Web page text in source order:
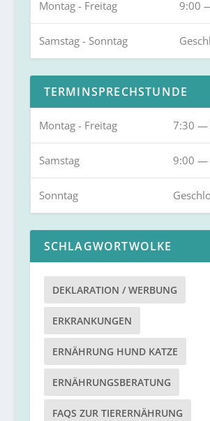
Montag - Freitag 9:00
Samstag - Sonntag
TERMINSPRECHSTUNDE
Montag - Freitag 7:30 —
Samstag 9:00 —
Sonntag
SCHLAGWORTWOLKE
DEKLARATION / WERBUNG
ERKRANKUNGEN
ERNÄHRUNG HUND KATZE
ERNÄHRUNGSBERATUNG
FAQS ZUR TIERERNÄHRUNG